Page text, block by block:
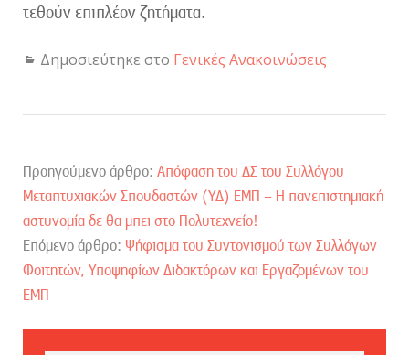
τεθούν επιπλέον ζητήματα.
Δημοσιεύτηκε στο Γενικές Ανακοινώσεις
Προηγούμενο άρθρο: Απόφαση του ΔΣ του Συλλόγου
Μεταπτυχιακών Σπουδαστών (ΥΔ) ΕΜΠ – Η πανεπιστημιακή
αστυνομία δε θα μπει στο Πολυτεχνείο!
Επόμενο άρθρο: Ψήφισμα του Συντονισμού των Συλλόγων
Φοιτητών, Υποψηφίων Διδακτόρων και Εργαζομένων του
ΕΜΠ